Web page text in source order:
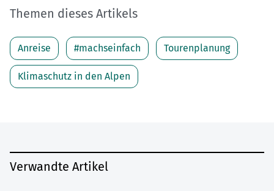
Themen dieses Artikels
Anreise #machseinfach Tourenplanung
Klimaschutz in den Alpen
Verwandte Artikel